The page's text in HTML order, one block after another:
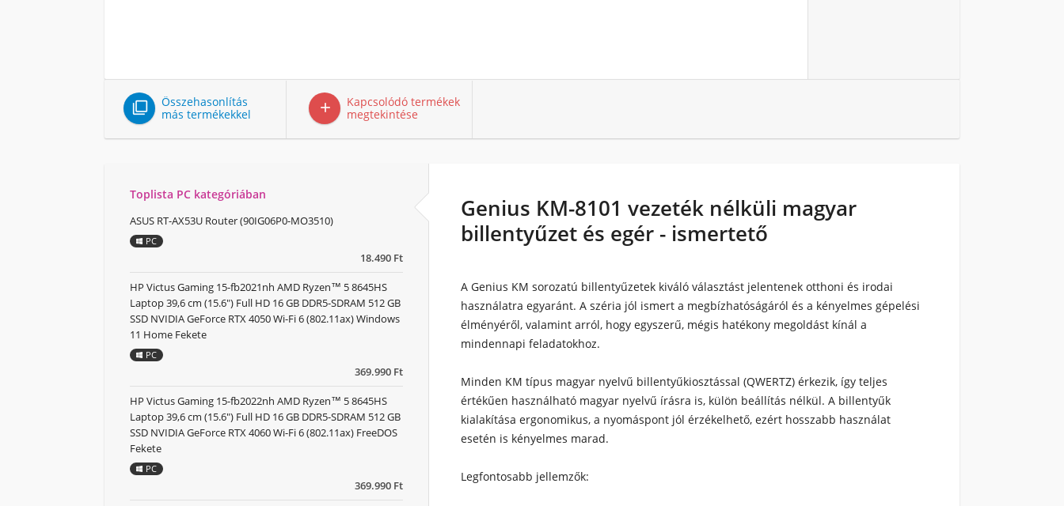

Összehasonlítás
más termékekkel

Kapcsolódó termékek
megtekintése
Genius KM-8101 vezeték nélküli magyar
billentyűzet és egér - ismertető
AGenius KM sorozatú billentyűzetek kiváló választást jelentenek otthoni és irodai
használatra egyaránt. A széria jól ismert a megbízhatóságáról és a kényelmes gépelési
élményéről, valamint arról, hogy egyszerű, mégis hatékony megoldást kínál a
mindennapi feladatokhoz.
Minden KM típus magyar nyelvű billentyűkiosztással (QWERTZ) érkezik, így teljes
értékűen használható magyar nyelvű írásra is, külön beállítás nélkül. A billentyűk
kialakítása ergonomikus, a nyomáspont jól érzékelhető, ezért hosszabb használat
esetén is kényelmes marad.
Legfontosabb jellemzők:
Toplista PC kategóriában
18.490 Ft
ASUS RT-AX53U Router (90IG06P0-MO3510)
PC
369.990 Ft
HP Victus Gaming 15-fb2021nh AMD Ryzen™ 5 8645HS
Laptop 39,6 cm (15.6") Full HD 16 GB DDR5-SDRAM 512 GB
SSD NVIDIA GeForce RTX 4050 Wi-Fi 6 (802.11ax) Windows
11 Home Fekete
PC
369.990 Ft
HP Victus Gaming 15-fb2022nh AMD Ryzen™ 5 8645HS
Laptop 39,6 cm (15.6") Full HD 16 GB DDR5-SDRAM 512 GB
SSD NVIDIA GeForce RTX 4060 Wi-Fi 6 (802.11ax) FreeDOS
Fekete
PC